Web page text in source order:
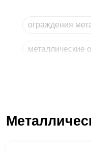
ограждения
металлические
ограждение
изготовление